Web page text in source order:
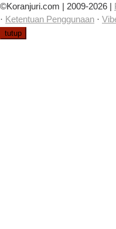
©Koranjuri.com | 2009-2026 |
· Ketentuan Penggunaan ·
tutup